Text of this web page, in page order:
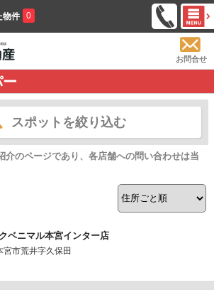
物件 0
お問合せ
スポットを絞り込む
のページであり、各店舗への問い合わせは当
ベニマル本宮インター店
宮市荒井字久保田